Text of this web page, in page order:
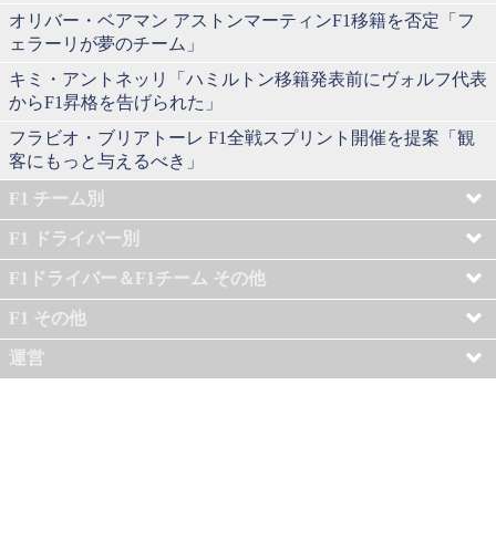
オリバー・ベアマン アストンマーティンF1移籍を否定「フ
ェラーリが夢のチーム」
キミ・アントネッリ「ハミルトン移籍発表前にヴォルフ代表
からF1昇格を告げられた」
フラビオ・ブリアトーレ F1全戦スプリント開催を提案「観
客にもっと与えるべき」
F1 チーム別
F1 ドライバー別
F1ドライバー＆F1チーム その他
F1 その他
運営